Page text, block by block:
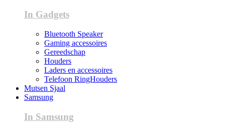
In Gadgets
Bluetooth Speaker
Gaming accessoires
Gereedschap
Houders
Laders en accessoires
Telefoon RingHouders
Mutsen Sjaal
Samsung
In Samsung